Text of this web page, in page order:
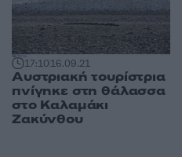
17:1016.09.21
Αυστριακή τουρίστρια
πνίγηκε στη θάλασσα
στο Καλαμάκι
Ζακύνθου